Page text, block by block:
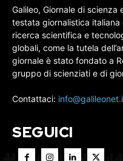
Galileo, Giornale di scienza
testata giornalistica
ricerca scientifica e
globali, come la tutela
giornale è stato fondato a
gruppo di scienziati e di
Contattaci:
SEGUICI